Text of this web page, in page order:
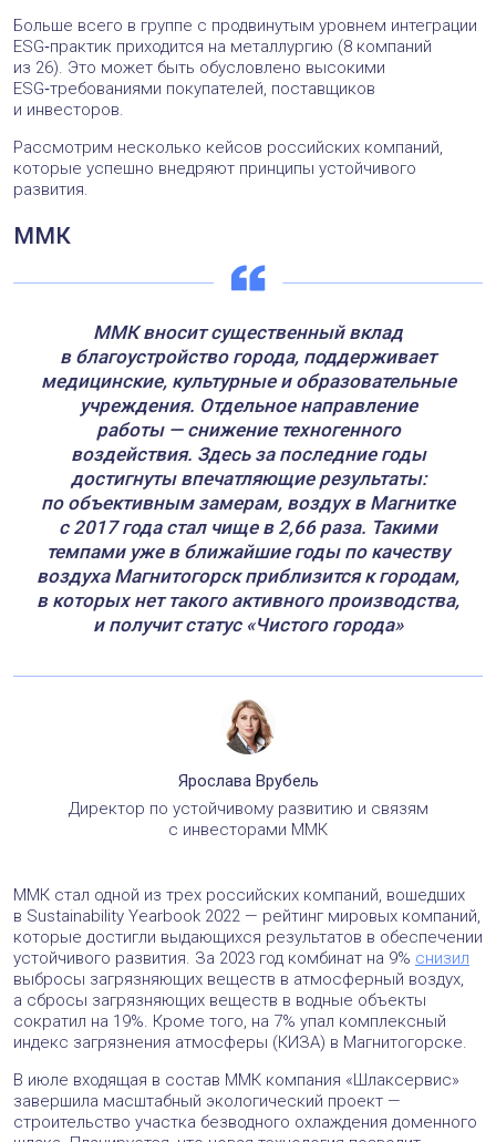
Больше всего в группе с продвинутым уровнем интеграции
ESG‑практик приходится на металлургию (8 компаний
из 26). Это может быть обусловлено высокими
ESG‑требованиями покупателей, поставщиков
и инвесторов.
Рассмотрим несколько кейсов российских компаний,
которые успешно внедряют принципы устойчивого
развития.
ММК
ММК вносит существенный вклад
в благоустройство города, поддерживает
медицинские, культурные и образовательные
учреждения. Отдельное направление
работы — снижение техногенного
воздействия. Здесь за последние годы
достигнуты впечатляющие результаты:
по объективным замерам, воздух в Магнитке
с 2017 года стал чище в 2,66 раза. Такими
темпами уже в ближайшие годы по качеству
воздуха Магнитогорск приблизится к городам,
в которых нет такого активного производства,
и получит статус «Чистого города»
Ярослава Врубель
Директор по устойчивому развитию и связям
с инвесторами ММК
ММК стал одной из трех российских компаний, вошедших
в Sustainability Yearbook 2022 — рейтинг мировых компаний,
которые достигли выдающихся результатов в обеспечении
устойчивого развития. За 2023 год комбинат на 9% снизил
выбросы загрязняющих веществ в атмосферный воздух,
а сбросы загрязняющих веществ в водные объекты
сократил на 19%. Кроме того, на 7% упал комплексный
индекс загрязнения атмосферы (КИЗА) в Магнитогорске.
В июле входящая в состав ММК компания «Шлаксервис»
завершила масштабный экологический проект —
строительство участка безводного охлаждения доменного